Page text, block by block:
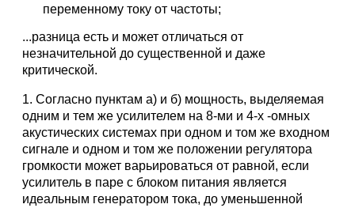
переменному току от частоты;
...разница есть и может отличаться от
незначительной до существенной и даже
критической.
1. Согласно пунктам а) и б) мощность, выделяемая
одним и тем же усилителем на 8-ми и 4-х -омных
акустических системах при одном и том же входном
сигнале и одном и том же положении регулятора
громкости может варьироваться от равной, если
усилитель в паре с блоком питания является
идеальным генератором тока, до уменьшенной